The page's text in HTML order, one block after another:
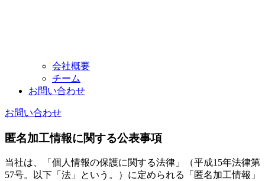
会社概要
チーム
お問い合わせ
お問い合わせ
匿名加工情報に関する公表事項
当社は、「個人情報の保護に関する法律」（平成15年法律第
57号。以下「法」という。）に定められる「匿名加工情報」